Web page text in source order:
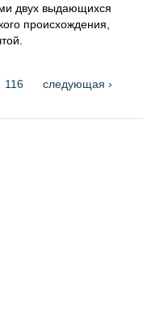
двух выдающихся
происхождения,
116
следующая ›